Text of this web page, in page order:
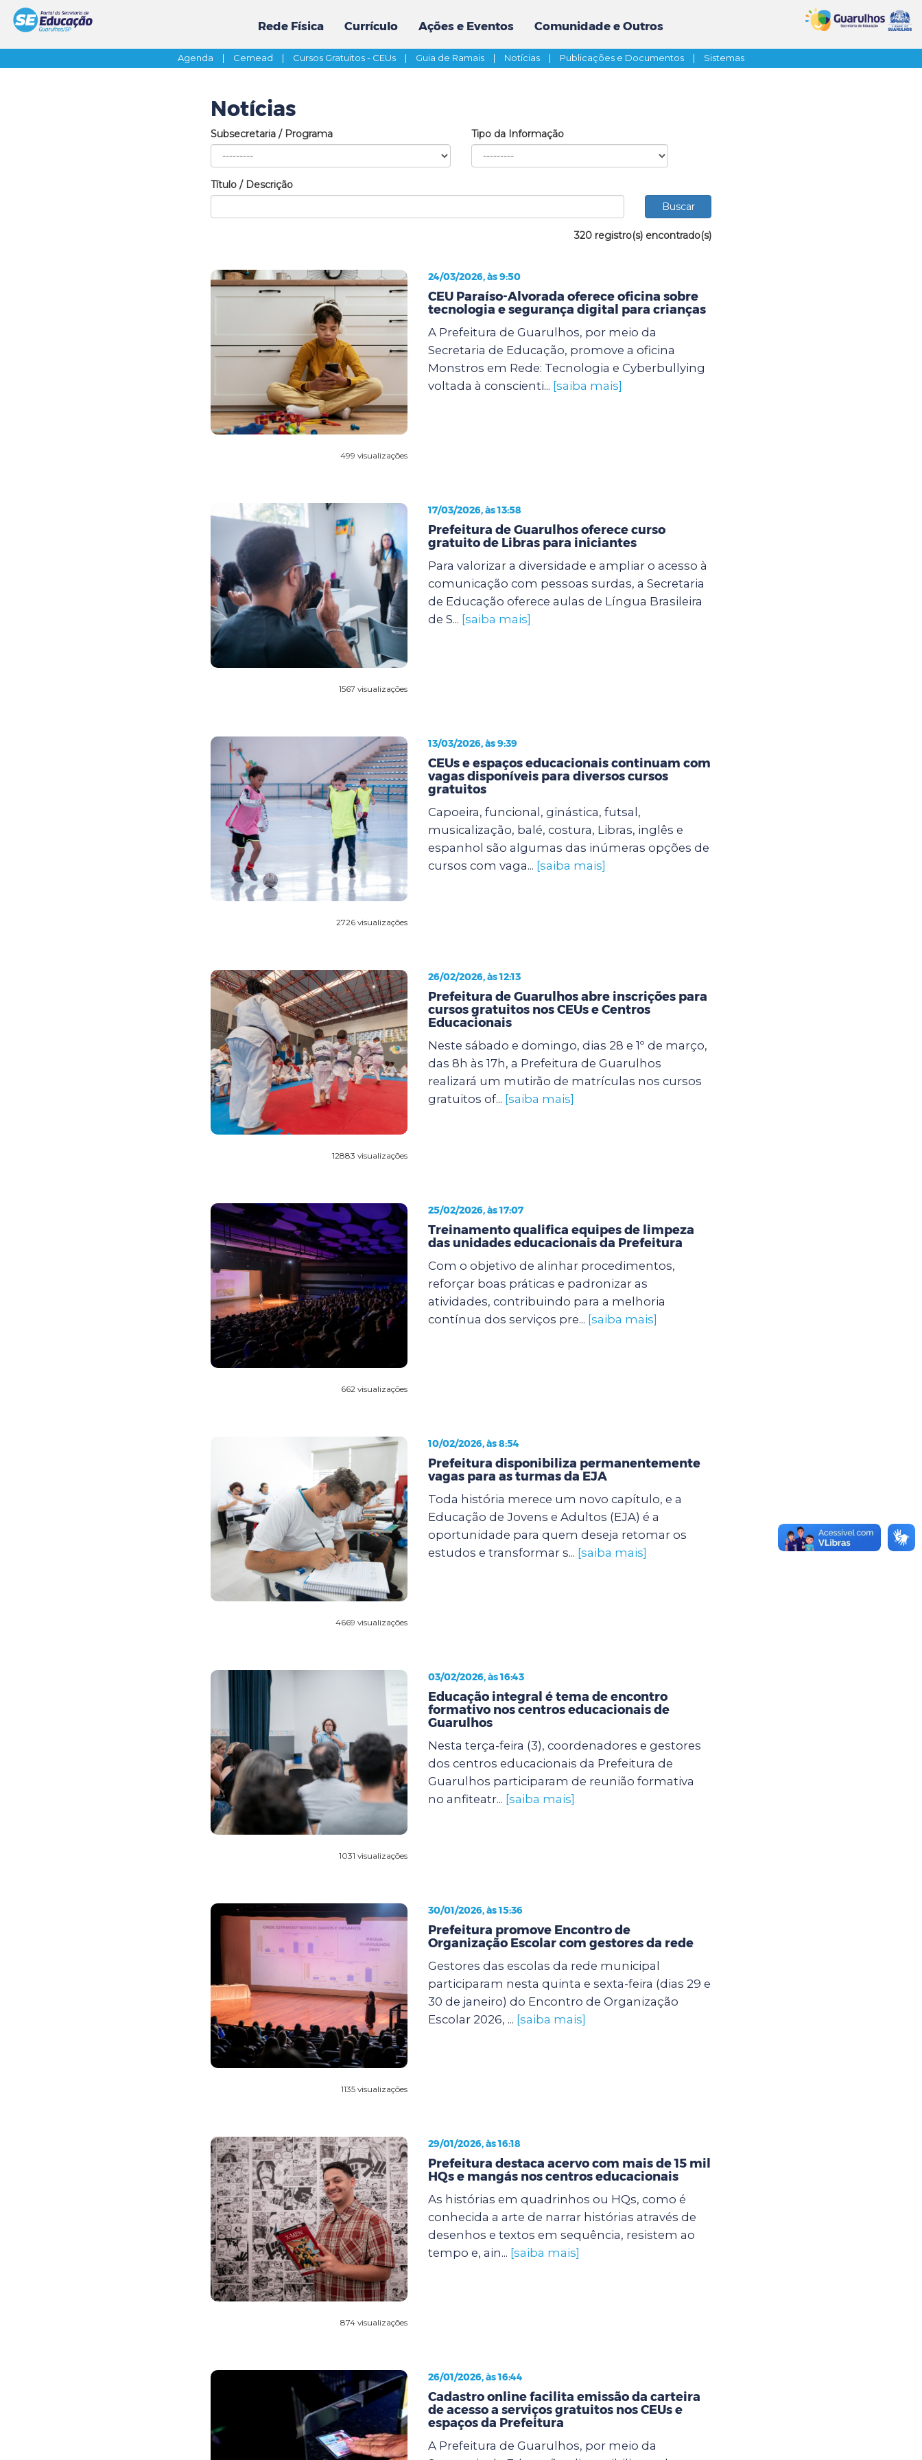
Rede Física Currículo Ações e Eventos Comunidade e Outros
Agenda | Cemead | Cursos Gratuitos - CEUs | Guia de Ramais | Notícias | Publicações e Documentos | Sistemas
Notícias
Subsecretaria / Programa Tipo da Informação
Título / Descrição
320 registro(s) encontrado(s)
499 visualizações
24/03/2026, às 9:50
CEU Paraíso-Alvorada oferece oficina sobre
tecnologia e segurança digital para crianças
A Prefeitura de Guarulhos, por meio da
Secretaria de Educação, promove a oficina
Monstros em Rede: Tecnologia e Cyberbullying
voltada à conscienti... [saiba mais]
1567 visualizações
17/03/2026, às 13:58
Prefeitura de Guarulhos oferece curso
gratuito de Libras para iniciantes
Para valorizar a diversidade e ampliar o acesso à
comunicação com pessoas surdas, a Secretaria
de Educação oferece aulas de Língua Brasileira
de S... [saiba mais]
2726 visualizações
13/03/2026, às 9:39
CEUs e espaços educacionais continuam com
vagas disponíveis para diversos cursos
gratuitos
Capoeira, funcional, ginástica, futsal,
musicalização, balé, costura, Libras, inglês e
espanhol são algumas das inúmeras opções de
cursos com vaga... [saiba mais]
12883 visualizações
26/02/2026, às 12:13
Prefeitura de Guarulhos abre inscrições para
cursos gratuitos nos CEUs e Centros
Educacionais
Neste sábado e domingo, dias 28 e 1º de março,
das 8h às 17h, a Prefeitura de Guarulhos
realizará um mutirão de matrículas nos cursos
gratuitos of... [saiba mais]
662 visualizações
25/02/2026, às 17:07
Treinamento qualifica equipes de limpeza
das unidades educacionais da Prefeitura
Com o objetivo de alinhar procedimentos,
reforçar boas práticas e padronizar as
atividades, contribuindo para a melhoria
contínua dos serviços pre... [saiba mais]
4669 visualizações
10/02/2026, às 8:54
Prefeitura disponibiliza permanentemente
vagas para as turmas da EJA
Toda história merece um novo capítulo, e a
Educação de Jovens e Adultos (EJA) é a
oportunidade para quem deseja retomar os
estudos e transformar s... [saiba mais]
1031 visualizações
03/02/2026, às 16:43
Educação integral é tema de encontro
formativo nos centros educacionais de
Guarulhos
Nesta terça-feira (3), coordenadores e gestores
dos centros educacionais da Prefeitura de
Guarulhos participaram de reunião formativa
no anfiteatr... [saiba mais]
1135 visualizações
30/01/2026, às 15:36
Prefeitura promove Encontro de
Organização Escolar com gestores da rede
Gestores das escolas da rede municipal
participaram nesta quinta e sexta-feira (dias 29 e
30 de janeiro) do Encontro de Organização
Escolar 2026, ... [saiba mais]
874 visualizações
29/01/2026, às 16:18
Prefeitura destaca acervo com mais de 15 mil
HQs e mangás nos centros educacionais
As histórias em quadrinhos ou HQs, como é
conhecida a arte de narrar histórias através de
desenhos e textos em sequência, resistem ao
tempo e, ain... [saiba mais]
26/01/2026, às 16:44
Cadastro online facilita emissão da carteira
de acesso a serviços gratuitos nos CEUs e
espaços da Prefeitura
A Prefeitura de Guarulhos, por meio da